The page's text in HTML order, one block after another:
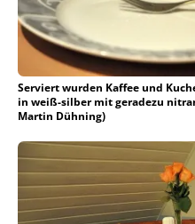
Serviert wurden Kaffee und
in weiß-silber mit geradezu
Martin Dühning)